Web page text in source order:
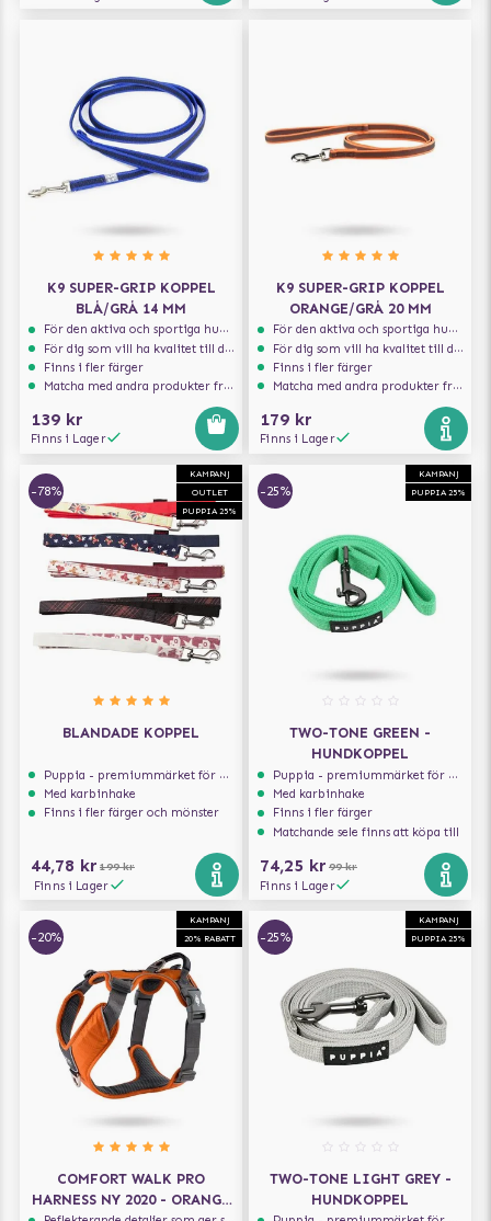
K9 SUPER-GRIP KOPPEL
BLÅ/GRÅ 14 MM
För den aktiva och sportiga hunden
För dig som vill ha kvalitet till din hund!
Finns i fler färger
Matcha med andra produkter från Julius-K9
139 kr
Finns i Lager
K9 SUPER-GRIP KOPPEL
ORANGE/GRÅ 20 MM
För den aktiva och sportiga hunden
För dig som vill ha kvalitet till din hund!
Finns i fler färger
Matcha med andra produkter från Julius-K9
179 kr
Finns i Lager
KAMPANJ
OUTLET
PUPPIA 25%
-78%
BLANDADE KOPPEL
Puppia - premiummärket för hundselar
Med karbinhake
Finns i fler färger och mönster
44,78 kr 199 kr
Finns i Lager
KAMPANJ
PUPPIA 25%
-25%
TWO-TONE GREEN -
HUNDKOPPEL
Puppia - premiummärket för hundselar
Med karbinhake
Finns i fler färger
Matchande sele finns att köpa till
74,25 kr 99 kr
Finns i Lager
KAMPANJ
20% RABATT
-20%
COMFORT WALK PRO
HARNESS NY 2020 - ORANGE
KAMPANJ
PUPPIA 25%
-25%
TWO-TONE LIGHT GREY -
HUNDKOPPEL